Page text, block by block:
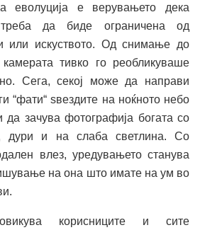
еволуција е верувањето дека
да биде ограничена од
или искуството. Од снимање до
тивко го реобликуваше
Сега, секој може да направи
“фати“ ѕвездите на ноќното небо
да зачува фотографија богата со
дури и на слаба светлина. Со
влез, уредувањето станува
на она што имате на ум во
корисниците и сите